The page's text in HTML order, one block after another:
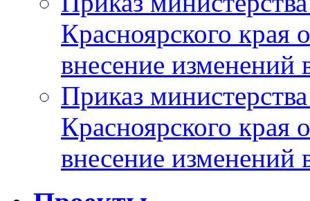
Красноярского
внесение изменений
Приказ
Красноярского
внесение изменений